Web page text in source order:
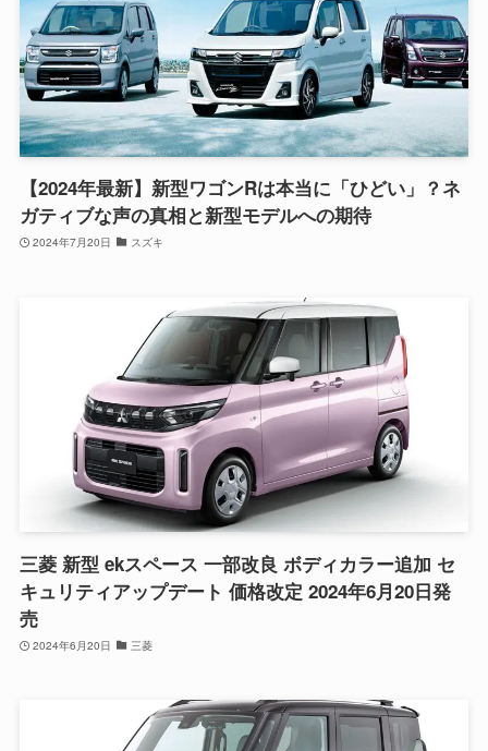
【2024年最新】新型ワゴンRは本当に「ひどい」？ネ
ガティブな声の真相と新型モデルへの期待
2024年7月20日 スズキ
三菱 新型 ekスペース 一部改良 ボディカラー追加 セ
キュリティアップデート 価格改定 2024年6月20日発
売
2024年6月20日 三菱